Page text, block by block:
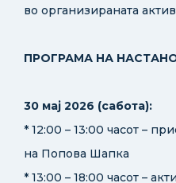
во организираната
ПРОГРАМА НА
30 мај 2026 (сабота):
* 12:00 – 13:00 часот –
на Попова Шапка
* 13:00 – 18:00 часот –